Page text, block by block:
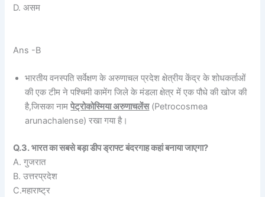
D. असम
Ans -B
भारतीय वनस्पति सर्वेक्षण के अरुणाचल प्रदेश क्षेत्रीय केंद्र के शोधकर्ताओं
की एक टीम ने पश्चिमी कामेंग जिले के मंडला क्षेत्र में एक पौधे की खोज की
है,जिसका नामपेट्रोकोस्मिया अरुणाचलेंस(Petrocosmea
arunachalense) रखा गया है।
Q.3. भारत का सबसे बड़ा डीप ड्राफ्ट बंदरगाह कहां बनाया जाएगा?
A. गुजरात
B. उत्तरप्रदेश
C.महाराष्ट्र